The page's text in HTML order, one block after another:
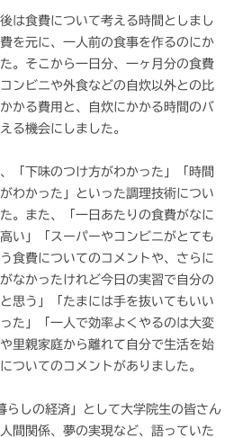
は食費について考える時間としまし
を元に、一人前の食事を作るのにか
。そこから一日分、一ヶ月分の食費
ンビニや外食などの自炊以外との比
かる費用と、自炊にかかる時間のバ
る機会にしました。
「下味のつけ方がわかった」「時間
わかった」といった調理技術につい
。また、「一日あたりの食費がなに
い」「スーパーやコンビニがとても
食費についてのコメントや、さらに
なかったけれど今日の実習で自分の
思う」「たまには手を抜いてもいい
た」「一人で効率よくやるのは大変
里親家庭から離れて自分で生活を始
ついてのコメントがありました。
しの経済」として大学院生の皆さん
間関係、夢の実現など、語っていた